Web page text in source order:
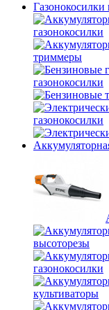
газонокосилки
триммеры
газонокосилки
газонокосилки
высоторезы
газонокосилки
культиваторы